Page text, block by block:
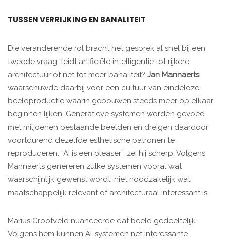
TUSSEN VERRIJKING EN BANALITEIT
Die veranderende rol bracht het gesprek al snel bij een
tweede vraag: leidt artificiële intelligentie tot rijkere
architectuur of net tot meer banaliteit? Jan Mannaerts
waarschuwde daarbij voor een cultuur van eindeloze
beeldproductie waarin gebouwen steeds meer op elkaar
beginnen lijken. Generatieve systemen worden gevoed
met miljoenen bestaande beelden en dreigen daardoor
voortdurend dezelfde esthetische patronen te
reproduceren. “AI is een pleaser”, zei hij scherp. Volgens
Mannaerts genereren zulke systemen vooral wat
waarschijnlijk gewenst wordt, niet noodzakelijk wat
maatschappelijk relevant of architecturaal interessant is.
Marius Grootveld nuanceerde dat beeld gedeeltelijk.
Volgens hem kunnen AI-systemen net interessante